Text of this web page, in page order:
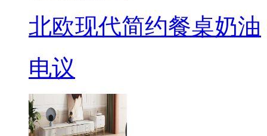
北欧现代简约餐桌奶油
电议